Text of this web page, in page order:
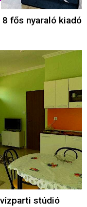
fős nyaraló kiadó
stúdió